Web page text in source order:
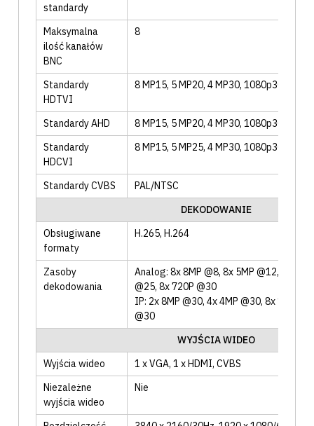
standardy
Maksymalna
ilość kanałów
BNC
8
Standardy
HDTVI
8 MP15, 5 MP20, 4 MP30, 1080p30,
Standardy AHD
8 MP15, 5 MP20, 4 MP30, 1080p30,
Standardy
HDCVI
8 MP15, 5 MP25, 4 MP30, 1080p30,
Standardy CVBS
PAL/NTSC
DEKODOWANIE
Obsługiwane
formaty
H.265, H.264
Zasoby
dekodowania
Analog: 8x 8MP @8, 8x 5MP @12, 8x
@25, 8x 720P @30
IP: 2x 8MP @30, 4x 4MP @30, 8x 1080P
@30
WYJŚCIA WIDEO
Wyjścia wideo
1 x VGA, 1 x HDMI, CVBS
Niezależne
wyjścia wideo
Nie